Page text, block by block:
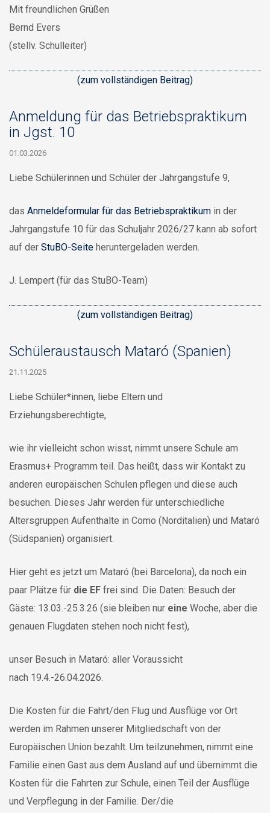
Mit freundlichen Grüßen
Bernd Evers
(stellv. Schulleiter)
(zum vollständigen Beitrag)
Anmeldung für das Betriebspraktikum
in Jgst. 10
01.03.2026
Liebe Schülerinnen und Schüler der Jahrgangstufe 9,
das Anmeldeformular für das Betriebspraktikum in der
Jahrgangstufe 10 für das Schuljahr 2026/27 kann ab sofort
auf der StuBO-Seite heruntergeladen werden.
J. Lempert (für das StuBO-Team)
(zum vollständigen Beitrag)
Schüleraustausch Mataró (Spanien)
21.11.2025
Liebe Schüler*innen, liebe Eltern und
Erziehungsberechtigte,
wie ihr vielleicht schon wisst, nimmt unsere Schule am
Erasmus+ Programm teil. Das heißt, dass wir Kontakt zu
anderen europäischen Schulen pflegen und diese auch
besuchen. Dieses Jahr werden für unterschiedliche
Altersgruppen Aufenthalte in Como (Norditalien) und Mataró
(Südspanien) organisiert.
Hier geht es jetzt um Mataró (bei Barcelona), da noch ein
paar Plätze für die EF frei sind. Die Daten: Besuch der
Gäste: 13.03.-25.3.26 (sie bleiben nur eine Woche, aber die
genauen Flugdaten stehen noch nicht fest),
unser Besuch in Mataró: aller Voraussicht
nach 19.4.-26.04.2026.
Die Kosten für die Fahrt/den Flug und Ausflüge vor Ort
werden im Rahmen unserer Mitgliedschaft von der
Europäischen Union bezahlt. Um teilzunehmen, nimmt eine
Familie einen Gast aus dem Ausland auf und übernimmt die
Kosten für die Fahrten zur Schule, einen Teil der Ausflüge
und Verpflegung in der Familie. Der/die